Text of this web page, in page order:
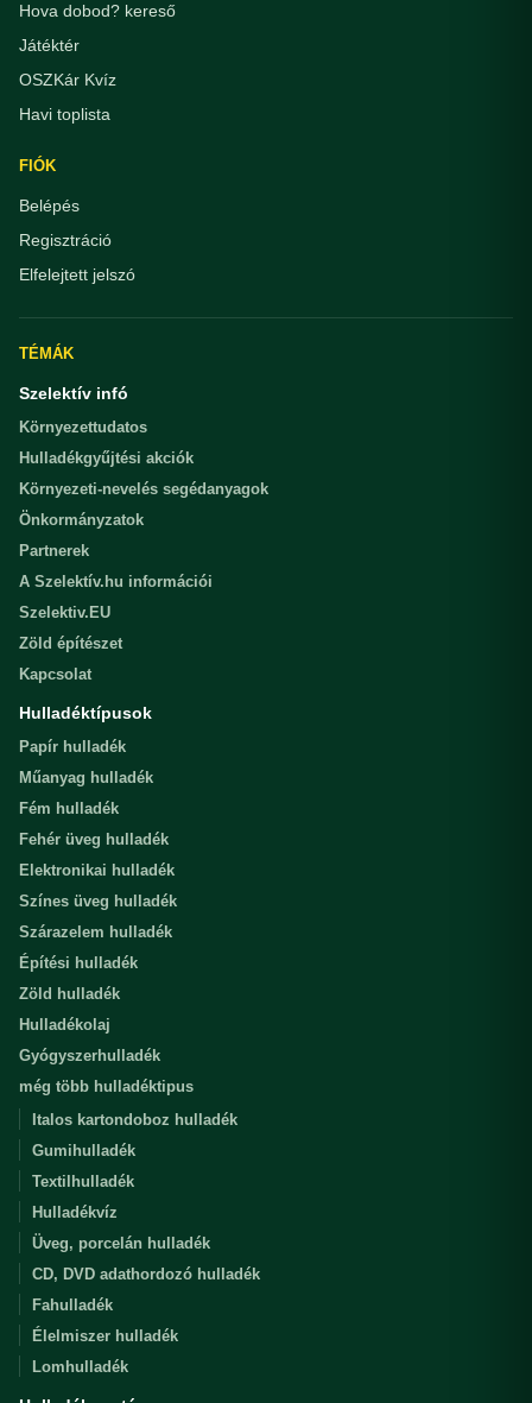
Hova dobod? kereső
Játéktér
OSZKár Kvíz
Havi toplista
FIÓK
Belépés
Regisztráció
Elfelejtett jelszó
TÉMÁK
Szelektív infó
Környezettudatos
Hulladékgyűjtési akciók
Környezeti-nevelés segédanyagok
Önkormányzatok
Partnerek
A Szelektív.hu információi
Szelektiv.EU
Zöld építészet
Kapcsolat
Hulladéktípusok
Papír hulladék
Műanyag hulladék
Fém hulladék
Fehér üveg hulladék
Elektronikai hulladék
Színes üveg hulladék
Szárazelem hulladék
Építési hulladék
Zöld hulladék
Hulladékolaj
Gyógyszerhulladék
még több hulladéktipus
Italos kartondoboz hulladék
Gumihulladék
Textilhulladék
Hulladékvíz
Üveg, porcelán hulladék
CD, DVD adathordozó hulladék
Fahulladék
Élelmiszer hulladék
Lomhulladék